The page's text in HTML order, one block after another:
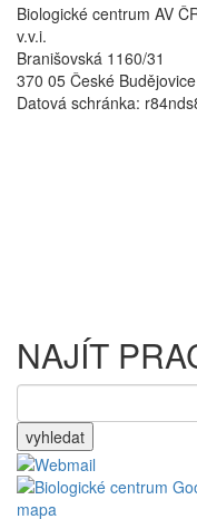
Biologické centrum AV
v.v.i.
Branišovská 1160/31
370 05 České Budějovice
Datová schránka:
NAJÍT
vyhledat